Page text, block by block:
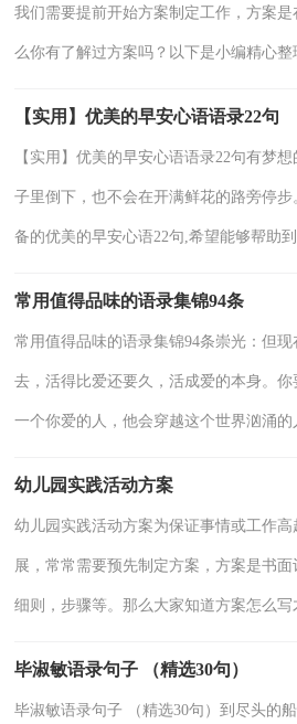
我们需要提前开始方案制定工作，方案
么你有了解过方案吗？以下是小编精心
【实用】优美的早安心语语录22句
【实用】优美的早安心语语录22句有梦
子里倒下，也不会在开满鲜花的路旁停
备的优美的早安心语22句,希望能够帮助
常用值得品味的语录集锦94条
常用值得品味的语录集锦94条崇光：但
去，活得比爱还要久，活成爱的本身。
一个你爱的人，他会穿越这个世界汹涌
幼儿园实践活动方案
幼儿园实践活动方案为保证事情或工作
展，常常需要预先制定方案，方案是书
细则，步骤等。那么大家知道方案怎么
毕淑敏语录句子 （精选30句）
毕淑敏语录句子 （精选30句）到尽头的